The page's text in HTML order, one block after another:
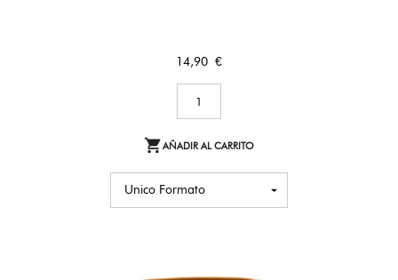
Precio
14,90 €
AÑADIR AL CARRITO